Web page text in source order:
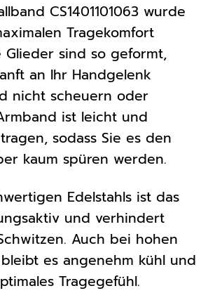
CS1401101063 wurde
Tragekomfort
Glieder sind so geformt,
an Ihr Handgelenk
nicht scheuern oder
ist leicht und
sodass Sie es den
kaum spüren werden.
Edelstahls ist das
und verhindert
Auch bei hohen
es angenehm kühl und
Tragegefühl.